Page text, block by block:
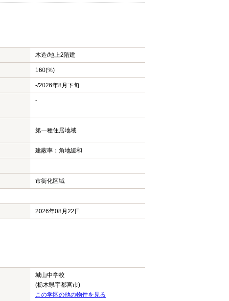
木造/地上2階建
160(%)
-/2026年8月下旬
-
第一種住居地域
建蔽率：角地緩和
市街化区域
2026年08月22日
城山中学校
(栃木県宇都宮市)
この学区の他の物件を見る